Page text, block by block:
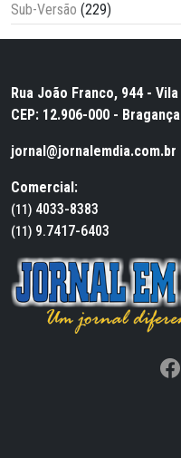
Sub-Versão (229)
Rua João Franco, 944 -
CEP: 12.906-000 -
jornal@jornalemdia.com.br
Comercial:
(11) 4033-8383
(11) 9.7417-6403